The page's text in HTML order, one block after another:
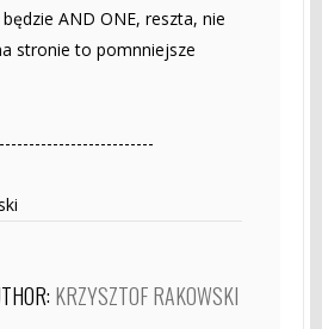
AND ONE, reszta, nie
stronie to pomnniejsze
KRZYSZTOF RAKOWSKI